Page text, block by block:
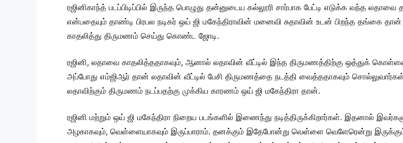
ரஜினிகாந்த் படப்பிடிப்பில் இருந்த பொழுது தன்னுடைய கல்லூரி சார்பாக பேட்டி எடுக்க வந்த
என்பதையும் தாண்டி பிரபல நடிகர் ஒய் ஜி மகேந்திராவின் மனைவி சுதாவின் உடன் பிறந்த தங்கை தான்
காதலித்து திருமணம் செய்து கொண்ட ஜோடி.
ரஜினி, லதாவை காதலித்ததாகவும், ஆனால் லதாவின் வீட்டில் இந்த திருமணத்திற்கு ஒத்துக்
அப்போது எம்ஜிஆர் தான் லதாவின் வீட்டில் பேசி திருமணத்தை நடத்தி வைத்ததாகவும்
லதாவிற்கும் திருமணம் நடப்பதற்கு முக்கிய காரணம் ஒய் ஜி மகேந்திரா தான்.
ரஜினி மற்றும் ஒய் ஜி மகேந்திரா நிறைய படங்களில் இணைந்து நடித்திருக்கிறார்கள். இதனால்
அழகாகவும், வெள்ளையாகவும் இருப்பாராம். தனக்கும் இதேபோன்று வெள்ளை வெளேரென்று